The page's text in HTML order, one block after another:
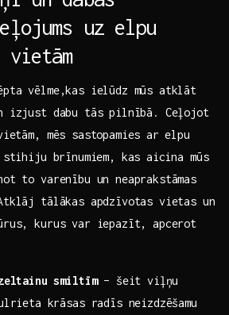
uz elpu⁣
‍vietām
vēlme,kas ielūdz mūs atklāt
izjust dabu tās pilnībā. Ceļojot
mēs sastopamies ⁢ar elpu
stihiju brīnumiem, kas⁤ aicina mūs
to varenību un​ neaprakstāmas
tālākas apdzīvotas‌ vietas un
kurus var iepazīt, apcerot
smiltīm– šeit viļņu
krāsas radīs neizdzēšamu